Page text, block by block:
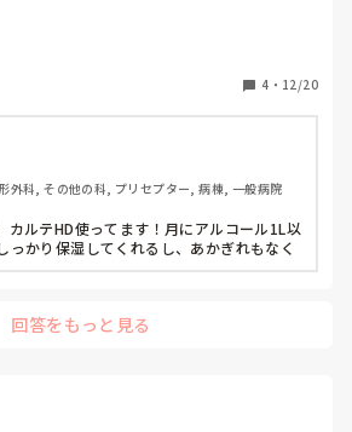
4 ・ 12/20
外科, その他の科, プリセプター, 病棟, 一般病院
カルテHD使ってます！月にアルコール1L以
っかり保湿してくれるし、あかぎれもなく
回答をもっと見る